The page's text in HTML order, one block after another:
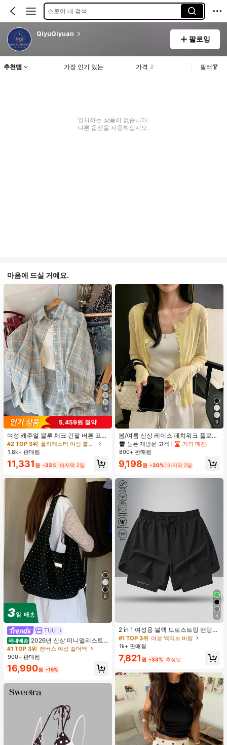
스토어 내 검색
QiyuQiyuan
팔로잉
추천템 가장 인기 있는 가격 필터
일치하는 상품이 없습니다.
다른 옵션을 사용하십시오.
마음에 드실 거예요.
5
5,459원 절약
여성 캐주얼 블루 체크 긴팔 버튼 프론
트 폴리에스터 셔츠, 레귤러 핏, 봄 의
류, 편안한 스타일
#2 TOP 3위
폴리에스터 여성 블라우스
1.8k+ 판매됨
11,331 원 -33% 마지막 2일
6
TUU
국내배송 2026년 신상 미니멀리스트
도트 캔버스 토트백, 대용량 캐주얼 다
용도 통근 숄더 핸드백
#1 TOP 3위 캔버스 여성 숄더백
900+ 판매됨
16,990원 -15%
9
봄/여름 신상 레이스 패치워크 플로럴
트림 소프트 니트 가디건 경량 재킷 탑
여성용, 코티지코어 옐로우
높은 재방문 고객
거의 매진!
800+ 판매됨
9,198원 -30% 마지막 2일
4
2 in 1 여성용 블랙 드로스트링 밴딩
허리 곡선 밑단 캐주얼 러닝 트레이닝
운동 반바지
높은 재방문 고객
#1 TOP 3위 여성 액티브 바텀
높은 재방문 고객
#1 TOP 3위 여성 액티브 바텀
높은 재방문 고객
#1 TOP 3위
여성 액티브 바텀
높은 재방문 고객
1k+ 판매됨
7,821 원 -33% 추정된